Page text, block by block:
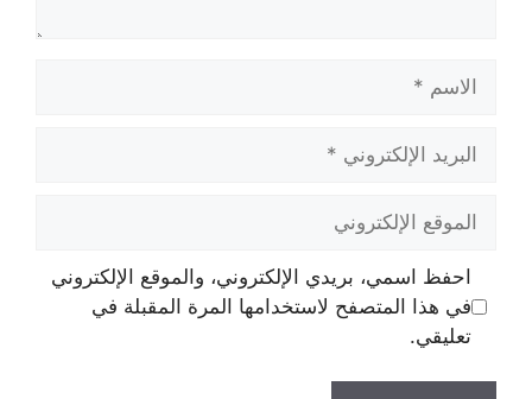
الإلكتروني
الإلكتروني
احفظ اسمي، بريدي الإلكتروني، والموقع الإلكتروني
في هذا المتصفح لاستخدامها المرة المقبلة في
تعليقي.